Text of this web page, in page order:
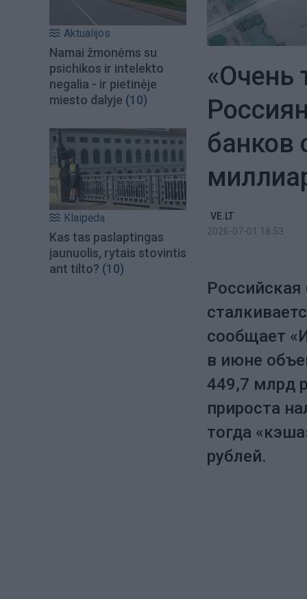
Aktualijos
Namai žmonėms su
psichikos ir intelekto
negalia - ir pietinėje
miesto dalyje (10)
Klaipėda
Kas tas paslaptingas
jaunuolis, rytais stovintis
ant tilto? (10)
«Очень
банков
VE.LT
2026-07-01 18:53
сообщает
в июне
449,7 млрд
прироста
тогда
рублей.